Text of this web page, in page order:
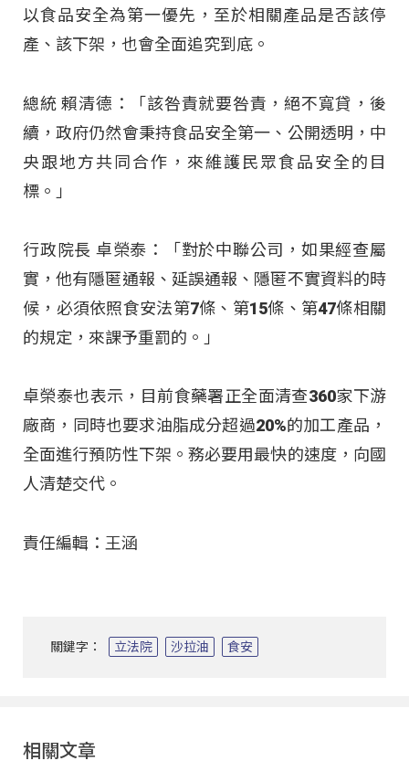
以食品安全為第一優先，至於相關產品是否該停
產、該下架，也會全面追究到底。
總統 賴清德：「該咎責就要咎責，絕不寬貸，後
續，政府仍然會秉持食品安全第一、公開透明，中
央跟地方共同合作，來維護民眾食品安全的目
標。」
行政院長 卓榮泰：「對於中聯公司，如果經查屬
實，他有隱匿通報、延誤通報、隱匿不實資料的時
候，必須依照食安法第7條、第15條、第47條相關
的規定，來課予重罰的。」
卓榮泰也表示，目前食藥署正全面清查360家下游
廠商，同時也要求油脂成分超過20%的加工產品，
全面進行預防性下架。務必要用最快的速度，向國
人清楚交代。
責任編輯：王涵
關鍵字： 立法院 沙拉油 食安
相關文章